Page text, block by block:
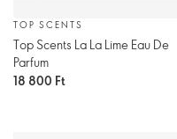
TOP SCENTS
Top Scents La La Lime Eau De
Parfum
18 800 Ft